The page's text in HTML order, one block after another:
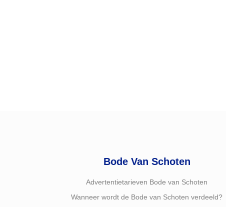
Bode Van Schoten
Advertentietarieven Bode van Schoten
Wanneer wordt de Bode van Schoten verdeeld?